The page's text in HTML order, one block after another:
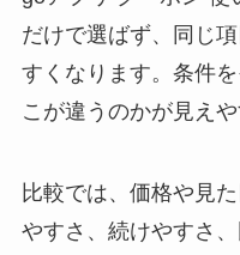
だけで選ばず、同じ
すくなります。条件
こが違うのかが見えや
比較では、価格や見
やすさ、続けやすさ